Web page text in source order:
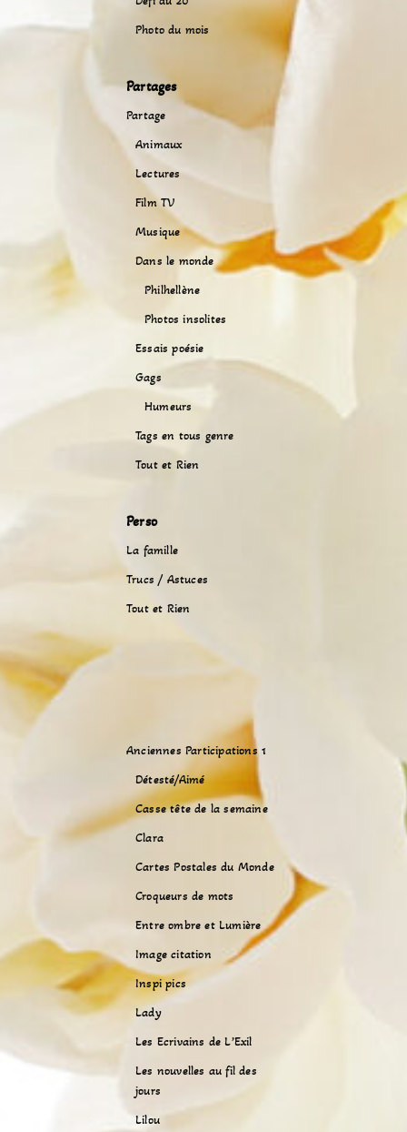
Photo du mois
Partages
Partage
Animaux
Lectures
Film TV
Musique
Dans le monde
Philhellène
Photos insolites
Essais poésie
Gags
Humeurs
Tags en tous genre
Tout et Rien
Perso
La famille
Trucs / Astuces
Tout et Rien
Anciennes Participations 1
Détesté/Aimé
Casse tête de la semaine
Clara
Cartes Postales du Monde
Croqueurs de mots
Entre ombre et Lumière
Image citation
Inspi pics
Lady
Les Ecrivains de L’Exil
Les nouvelles au fil des
jours
Lilou